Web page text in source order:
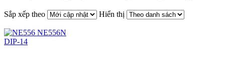
Sắp xếp theo Hiển thị